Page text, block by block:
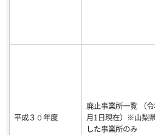
平成３０年度
廃止事業所一覧 （
月1日現在）※山梨
した事業所のみ